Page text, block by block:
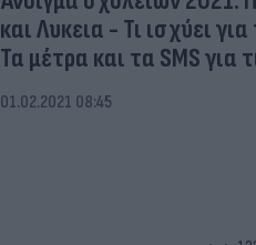
και Λυκεια - Τι ισχύει
Τα μέτρα και τα SMS για
01.02.2021 08:45